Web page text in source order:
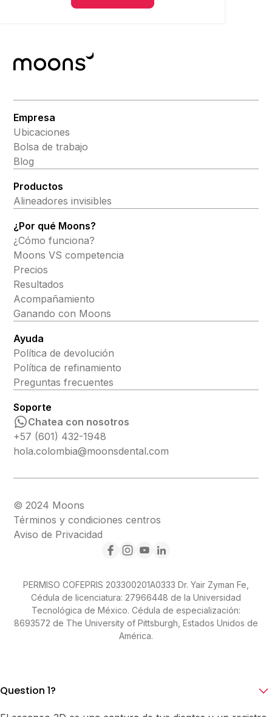
Empresa
Ubicaciones
Bolsa de trabajo
Blog
Productos
Alineadores invisibles
¿Por qué Moons?
¿Cómo funciona?
Moons VS competencia
Precios
Resultados
Acompañamiento
Ganando con Moons
Ayuda
Política de devolución
Política de refinamiento
Preguntas frecuentes
Soporte
Chatea con nosotros
+57 (601) 432-1948
hola.colombia@moonsdental.com
© 2024 Moons
Términos y condiciones centros
Aviso de Privacidad
PERMISO COFEPRIS 203300201A0333 Dr. Yair Zyman Fe,
Cédula de licenciatura: 27966448 de la Universidad
Tecnológica de México. Cédula de especialización:
8693572 de The University of Pittsburgh, Estados Unidos de
América.
Question 1?